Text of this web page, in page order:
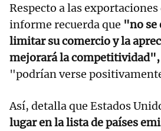
Respecto a las exportaciones
informe recuerda que "no se
limitar su comercio y la
mejorará la competitividad",
"podrían verse
Así, detalla que Estados
lugar en la lista de países